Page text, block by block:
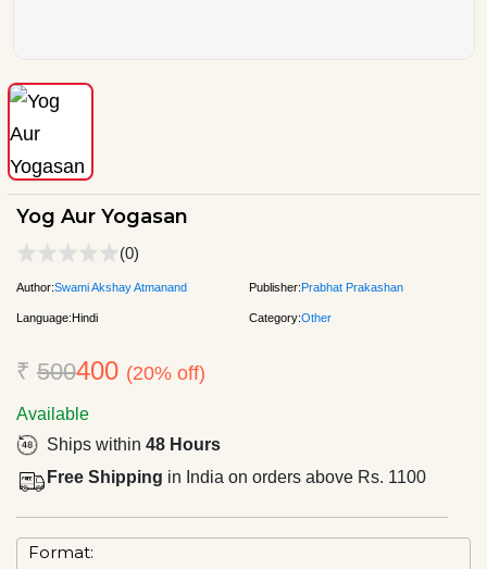
Yog Aur Yogasan
(0)
Author:Swami Akshay Atmanand Publisher:Prabhat Prakashan
Language:Hindi Category:Other
₹ 500400 (20% off)
Available
Ships within 48 Hours
Free Shipping in India on orders above Rs. 1100
Format: